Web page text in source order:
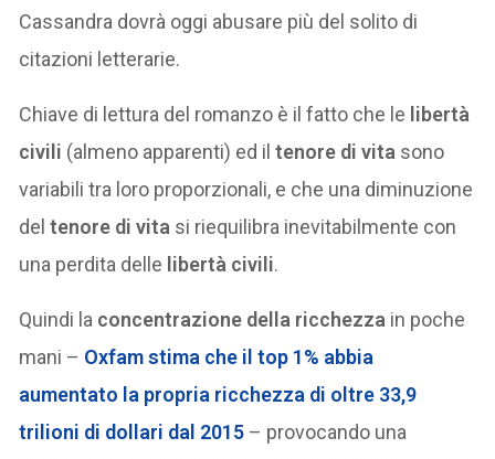
Cassandra dovrà oggi abusare più del solito di
citazioni letterarie.
Chiave di lettura del romanzo è il fatto che le libertà
civili (almeno apparenti) ed iltenore di vita sono
variabili tra loro proporzionali, e che una diminuzione
deltenore di vita si riequilibra inevitabilmente con
una perdita delle libertà civili.
Quindi la concentrazione della ricchezza in poche
mani – Oxfam stima che il top 1% abbia
aumentato la propria ricchezza di oltre 33,9
trilioni di dollari dal 2015 – provocando una